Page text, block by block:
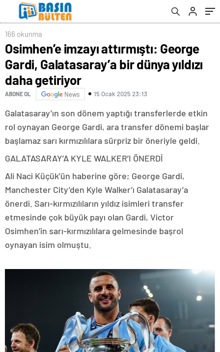
166 okunma
Osimhen’e imzayı attırmıştı: George
Gardi, Galatasaray’a bir dünya yıldızı
daha getiriyor
ABONE OL News 15 Ocak 2025 23:13
Galatasaray’ın son dönem yaptığı transferlerde etkin
rol oynayan George Gardi, ara transfer dönemi başlar
başlamaz sarı kırmızılılara sürpriz bir öneriyle geldi.
GALATASARAY’A KYLE WALKER’I ÖNERDİ
Ali Naci Küçük’ün haberine göre; George Gardi,
Manchester City’den Kyle Walker’ı Galatasaray’a
önerdi. Sarı-kırmızılıların yıldız isimleri transfer
etmesinde çok büyük payı olan Gardi, Victor
Osimhen’in sarı-kırmızılılara gelmesinde başrol
oynayan isim olmuştu.